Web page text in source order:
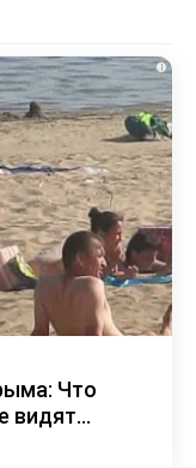
i
Что
видят...